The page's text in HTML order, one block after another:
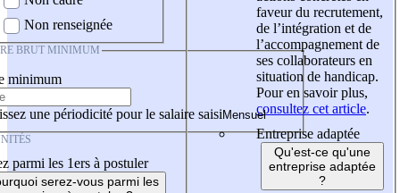
Non renseignée
BRUT MINIMUM
minimum
une périodicité pour le salaire saisi
parmi les 1ers à postuler
serez-vous parmi les
faveur du recrutement,
de l’intégration et de
l’accompagnement de
ses collaborateurs en
situation de handicap.
Pour en savoir plus,
consultez cet article.
Entreprise adaptée
Qu'est-ce qu'une
entreprise adaptée
?